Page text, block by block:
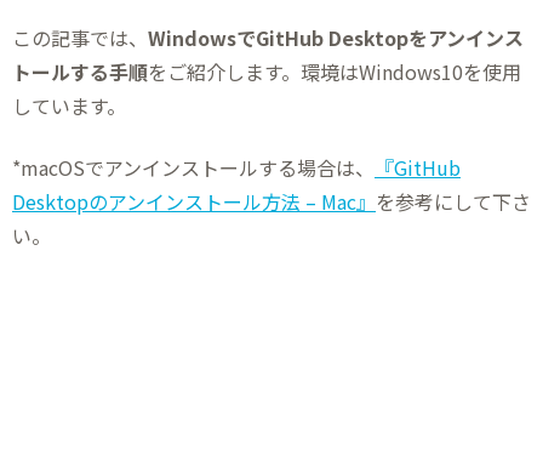
この記事では、 WindowsでGitHub Desktopをアンインス
トールする手順をご紹介します。環境はWindows10を使用
しています。
*macOSでアンインストールする場合は、
『GitHub
Desktopのアンインストール方法 – Mac』 を参考にして下さ
い。